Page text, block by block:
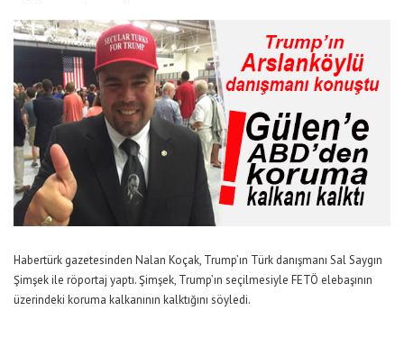
Habertürk gazetesinden Nalan Koçak, Trump’ın Türk danışmanı Sal Saygın
Şimşek ile röportaj yaptı. Şimşek, Trump’ın seçilmesiyle FETÖ elebaşının
üzerindeki koruma kalkanının kalktığını söyledi.